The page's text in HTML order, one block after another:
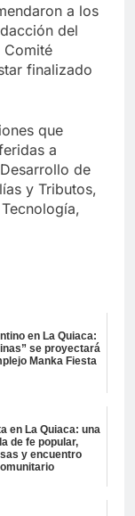
a los
del
Comité
finalizado
que
a
de
y Tributos,
en La Quiaca:
se proyectará
Manka Fiesta
en La Quiaca: una
de fe popular,
y encuentro